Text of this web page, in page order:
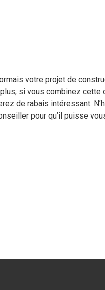
votre projet de
si vous combinez cette
de rabais intéressant.
pour qu’il puisse